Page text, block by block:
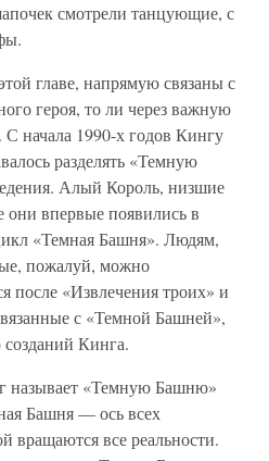
смотрели танцующие, с
главе, напрямую связаны с
героя, то ли через важную
начала 1990-х годов Кингу
разделять «Темную
Алый Король, низшие
впервые появились в
«Темная Башня». Людям,
пожалуй, можно
после «Извлечения троих» и
с «Темной Башней»,
Кинга.
«Темную Башню»
Башня — ось всех
вращаются все реальности.